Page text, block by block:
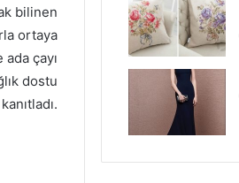
bilinen
ortaya
çayı
dostu